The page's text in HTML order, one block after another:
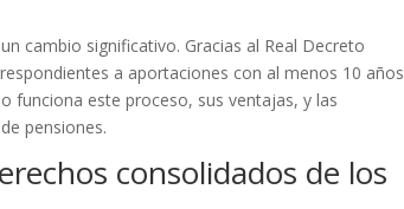
cambio significativo. Gracias al Real Decreto
a aportaciones con al menos 10 años
funciona este proceso, sus ventajas, y las
pensiones.
consolidados de los